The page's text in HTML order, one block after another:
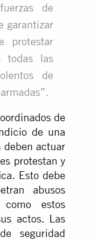
de
garantizar
protestar
todas las
de
de
de una
deben actuar
protestan y
Esto debe
abusos
estos
actos. Las
seguridad